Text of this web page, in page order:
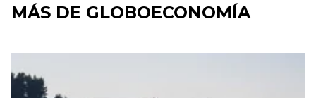
MÁS DE GLOBOECONOMÍA